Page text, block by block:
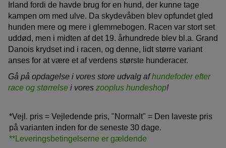
Irland fordi de havde brug for en hund, der kunne tage
kampen om med ulve. Da skydevåben blev opfundet gled
hunden mere og mere i glemmebogen. Racen var stort set
uddød, men i midten af det 19. århundrede blev bl.a. Grand
Danois krydset ind i racen, og denne, lidt større variant
anses for at være et af verdens største hunderacer.
Gå på opdagelse i vores store udvalg afhundefoder efter
race og størrelse i vores zooplus hundeshop!
*Vejl. pris = Vejledende pris, "Normalt" = Den laveste pris
på varianten inden for de seneste 30 dage.
**Leveringsbetingelserne er gældende